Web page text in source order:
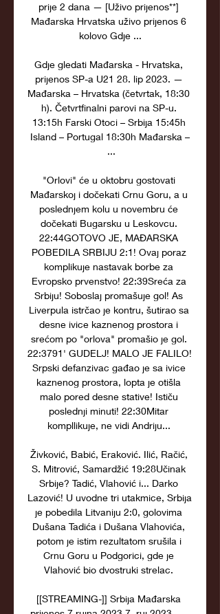
prije 2 dana — [Uživo prijenos**]
Mađarska Hrvatska uživo prijenos 6
kolovo Gdje ...
Gdje gledati Mađarska - Hrvatska,
prijenos SP-a U21 28. lip 2023. —
Mađarska – Hrvatska (četvrtak, 18:30
h). Četvrtfinalni parovi na SP-u.
13:15h Farski Otoci – Srbija 15:45h
Island – Portugal 18:30h Mađarska –
...
"Orlovi" će u oktobru gostovati
Mađarskoj i dočekati Crnu Goru, a u
poslednjem kolu u novembru će
dočekati Bugarsku u Leskovcu.
22:44GOTOVO JE, MAĐARSKA
POBEDILA SRBIJU 2:1! Ovaj poraz
komplikuje nastavak borbe za
Evropsko prvenstvo! 22:39Sreća za
Srbiju! Soboslaj promašuje gol! As
Liverpula istrčao je kontru, šutirao sa
desne ivice kaznenog prostora i
srećom po "orlova" promašio je gol.
22:3791' GUDELJ! MALO JE FALILO!
Srpski defanzivac gađao je sa ivice
kaznenog prostora, lopta je otišla
malo pored desne stative! Ističu
poslednji minuti! 22:30Mitar
kompllikuje, ne vidi Andriju...
Živković, Babić, Eraković. Ilić, Račić,
S. Mitrović, Samardžić 19:28Učinak
Srbije? Tadić, Vlahović i... Darko
Lazović! U uvodne tri utakmice, Srbija
je pobedila Litvaniju 2:0, golovima
Dušana Tadića i Dušana Vlahovića,
potom je istim rezultatom srušila i
Crnu Goru u Podgorici, gde je
Vlahović bio dvostruki strelac.
[[STREAMING-]] Srbija Mađarska